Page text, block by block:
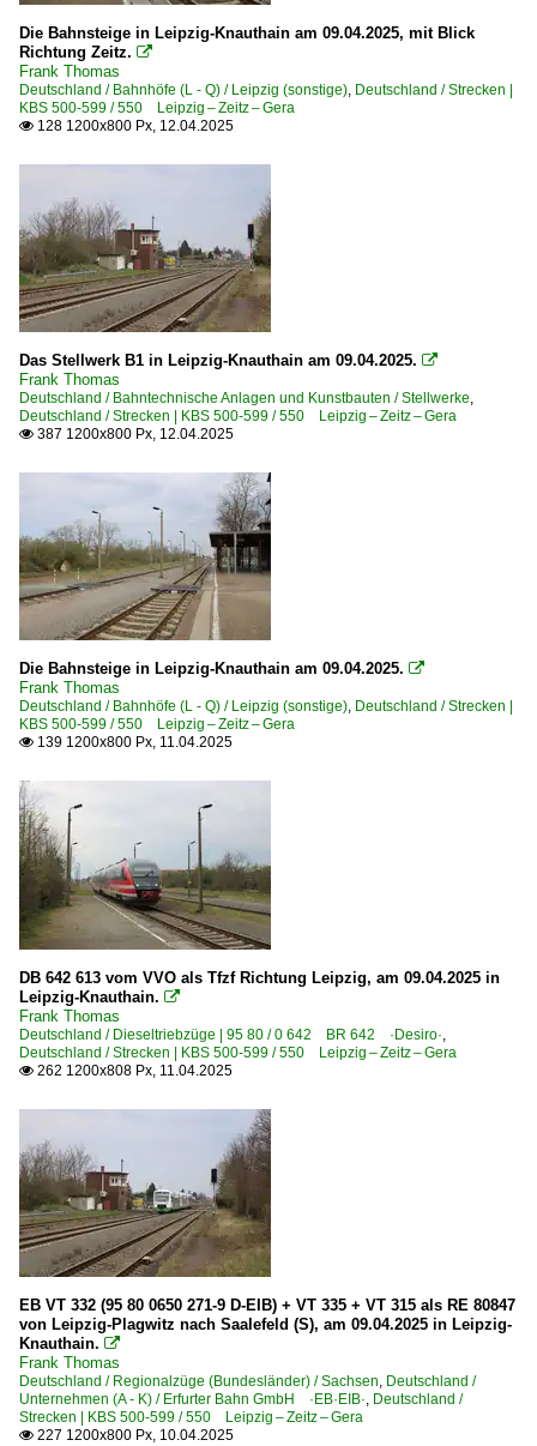
Die Bahnsteige in Leipzig-Knauthain am 09.04.2025, mit Blick
Richtung Zeitz. 
Frank Thomas
Deutschland / Bahnhöfe (L - Q) / Leipzig (sonstige), Deutschland / Strecken |
KBS 500-599 / 550 Leipzig – Zeitz – Gera
 128 1200x800 Px, 12.04.2025
Das Stellwerk B1 in Leipzig-Knauthain am 09.04.2025. 
Frank Thomas
Deutschland / Bahntechnische Anlagen und Kunstbauten / Stellwerke,
Deutschland / Strecken | KBS 500-599 / 550 Leipzig – Zeitz – Gera
 387 1200x800 Px, 12.04.2025
Die Bahnsteige in Leipzig-Knauthain am 09.04.2025. 
Frank Thomas
Deutschland / Bahnhöfe (L - Q) / Leipzig (sonstige), Deutschland / Strecken |
KBS 500-599 / 550 Leipzig – Zeitz – Gera
 139 1200x800 Px, 11.04.2025
DB 642 613 vom VVO als Tfzf Richtung Leipzig, am 09.04.2025 in
Leipzig-Knauthain. 
Frank Thomas
Deutschland / Dieseltriebzüge | 95 80 / 0 642 BR 642 ·Desiro·,
Deutschland / Strecken | KBS 500-599 / 550 Leipzig – Zeitz – Gera
 262 1200x808 Px, 11.04.2025
EB VT 332 (95 80 0650 271-9 D-EIB) + VT 335 + VT 315 als RE 80847
von Leipzig-Plagwitz nach Saalefeld (S), am 09.04.2025 in Leipzig-
Knauthain. 
Frank Thomas
Deutschland / Regionalzüge (Bundesländer) / Sachsen, Deutschland /
Unternehmen (A - K) / Erfurter Bahn GmbH ·EB·EIB·, Deutschland /
Strecken | KBS 500-599 / 550 Leipzig – Zeitz – Gera
 227 1200x800 Px, 10.04.2025